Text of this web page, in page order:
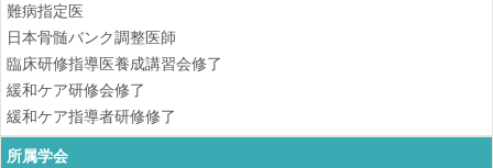
難病指定医
日本骨髄バンク調整医師
臨床研修指導医養成講習会修了
緩和ケア研修会修了
緩和ケア指導者研修修了
所属学会